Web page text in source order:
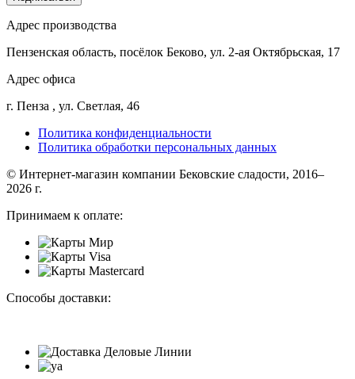
Адрес производства
Пензенская область, посёлок Беково, ул. 2-ая Октябрьская, 17
Адрес офиса
г. Пенза , ул. Светлая, 46
Политика конфиденциальности
Политика обработки персональных данных
© Интернет-магазин компании Бековские сладости, 2016–
2026 г.
Принимаем к оплате:
Способы доставки: